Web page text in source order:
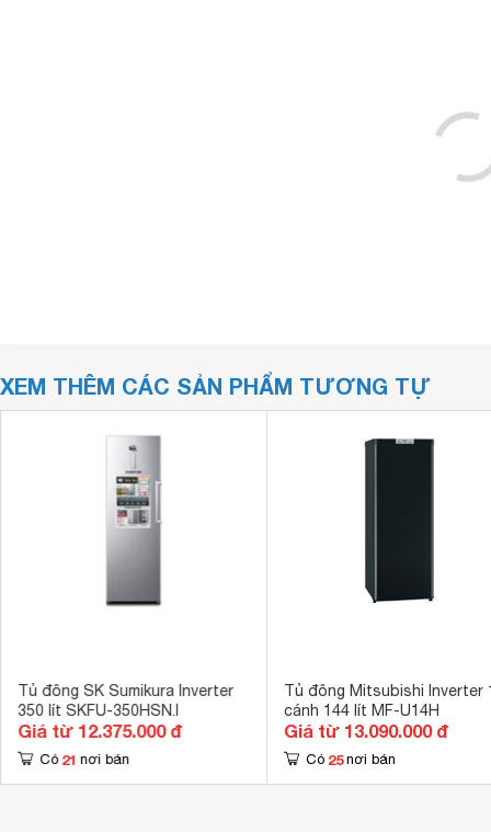
XEM THÊM CÁC SẢN PHẨM TƯƠNG TỰ
Tủ đông SK Sumikura Inverter
350 lít SKFU-350HSN.I
Giá từ 12.375.000 đ
Có 21 nơi bán
Tủ đông Mitsubishi Inverter
cánh 144 lít MF-U14H
Giá từ 13.090.000 đ
Có 25 nơi bán